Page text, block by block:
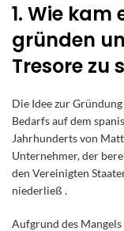
1. Wie kam
gründen
Tresore zu
Die Idee zur
Bedarfs auf dem
Jahrhunderts von
Unternehmer, der
den Vereinigten
niederließ .
Aufgrund des